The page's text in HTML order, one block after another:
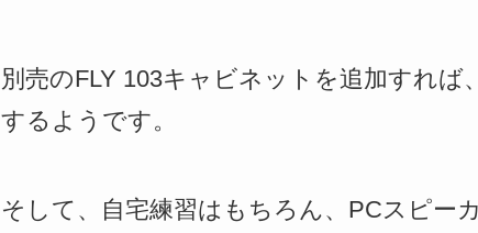
別売のFLY 103キャビネットを追加すれ
するようです。
そして、自宅練習はもちろん、PCスピー